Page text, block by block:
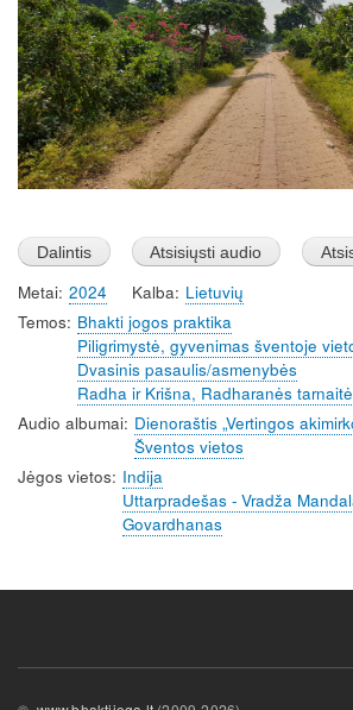
Metai 2024 Kalba Lietuvių
Temos Bhakti jogos praktika
Piligrimystė, gyvenimas šventoje
Dvasinis pasaulis/asmenybės
Radha ir Krišna, Radharanės
Audio albumai Dienoraštis „Vertingos
Šventos vietos
Jėgos vietos Indija
Uttarpradešas - Vradža
Govardhanas